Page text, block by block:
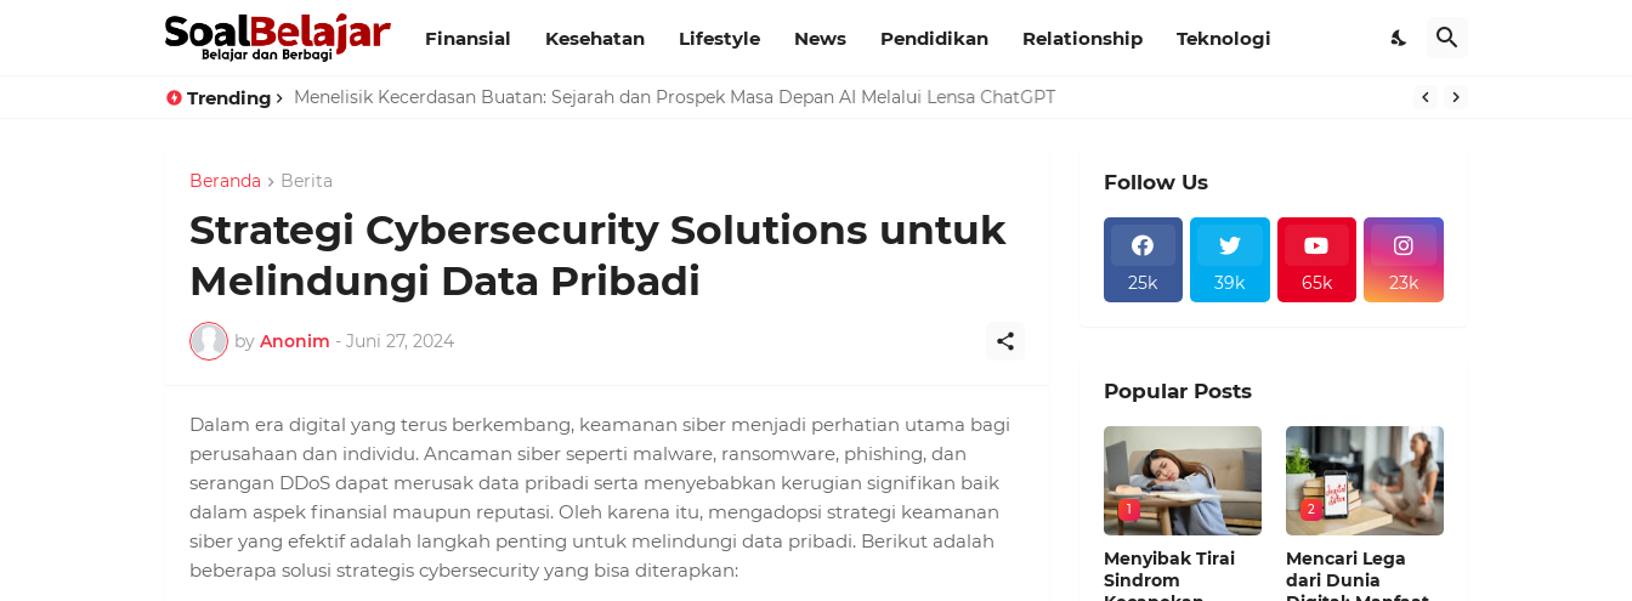
Finansial Kesehatan Lifestyle News Pendidikan Relationship Teknologi
Trending Menyibak Tirai Sindrom Kecapekan Kronis: Pencarian Diagnosis dan Pemahaman
Beranda Berita
Strategi Cybersecurity Solutions untuk
Melindungi Data Pribadi
by Anonim - Juni 27, 2024
Dalam era digital yang terus berkembang, keamanan siber menjadi perhatian utama bagi
perusahaan dan individu. Ancaman siber seperti malware, ransomware, phishing, dan
serangan DDoS dapat merusak data pribadi serta menyebabkan kerugian signifikan baik
dalam aspek finansial maupun reputasi. Oleh karena itu, mengadopsi strategi keamanan
siber yang efektif adalah langkah penting untuk melindungi data pribadi. Berikut adalah
beberapa solusi strategis cybersecurity yang bisa diterapkan:
Follow Us
25k 39k 65k 23k
Popular Posts
1
Menyibak Tirai
Sindrom
2
Mencari Lega
dari Dunia